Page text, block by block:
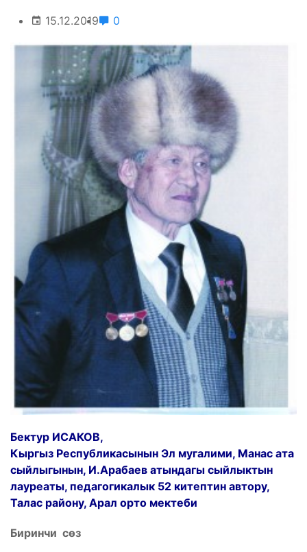
15.12.2019 0
Бектур ИСАКОВ,
Кыргыз Республикасынын Эл мугалими, Манас ата
сыйлыгынын, И.Арабаев атындагы сыйлыктын
лауреаты, педагогикалык 52 китептин автору,
Талас району, Арал орто мектеби
Биринчи сөз